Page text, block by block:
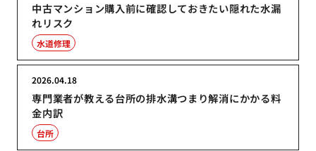
中古マンション購入前に確認しておきたい隠れた水漏
れリスク
水道修理
専門業者が教える台所の排水溝つまり解消にかかる料
金内訳
2026.04.18
台所